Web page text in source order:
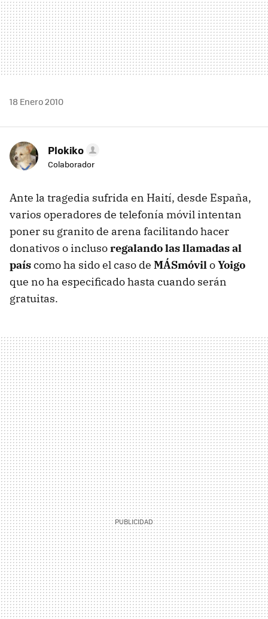
18 Enero 2010
Plokiko
Colaborador
Ante la tragedia sufrida en Haití, desde España,
varios operadores de telefonía móvil intentan
poner su granito de arena facilitando hacer
donativos o inclusoregalando las llamadas al
paíscomo ha sido el caso de MÁSmóvil oYoigo
que no ha especificado hasta cuando serán
gratuitas.